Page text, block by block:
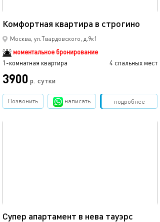
Комфортная квартира в строгино
Москва, ул.Твардовского, д.9к1
моментальное бронирование
1-комнатная квартира
4 спальных мест
3900 р. сутки
подробнее
Позвонить написать Забронировать
Супер апартамент в нева тауэрс